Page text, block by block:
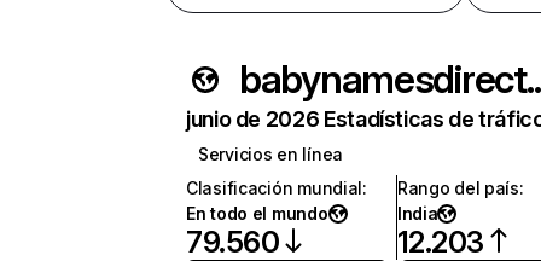
junio de 2026 Estadísticas de
Servicios en línea
Clasificación mundial:
En todo el mundo
79.560
Rango del país:
India
12.203